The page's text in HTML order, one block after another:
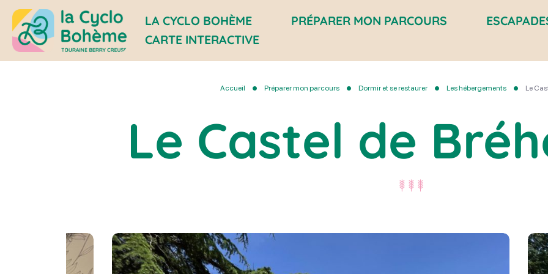
la
LA CYCLO BOHÈME PRÉPARER MON PARCOURS
CARTE INTERACTIVE
Accueil Préparer mon parcours Dormir et se restaurer Les hébergements Le
Le Castel de